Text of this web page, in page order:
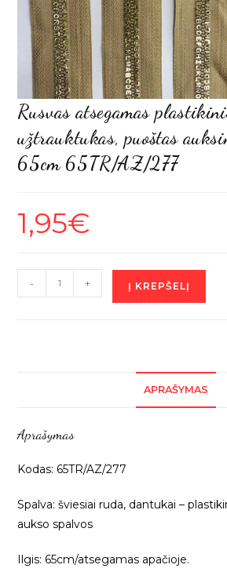
Rusvas atsegamas
užtrauktukas, puoštas
65cm 65TR/AZ/277
1,95€
produkto
kiekis:
raidėm,
65TR/AZ/277
- + Į KREPŠELĮ
APRAŠYMAS
Aprašymas
Kodas: 65TR/AZ/277
Spalva: šviesiai ruda, dantukai –
aukso spalvos
Ilgis: 65cm/atsegamas apačioje.